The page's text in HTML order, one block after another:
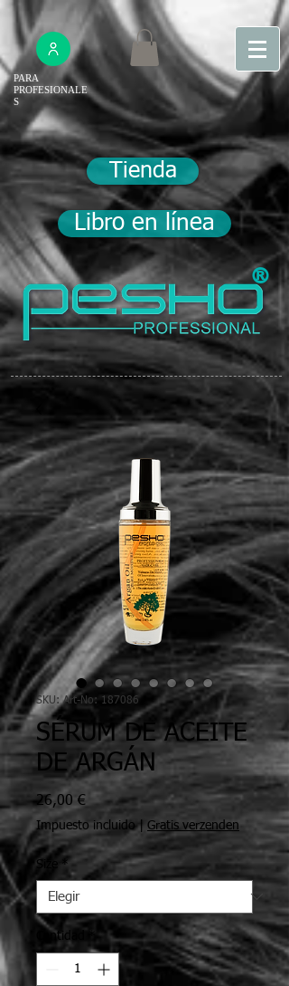
PARA
PROFESIONALE
S
Tienda
Libro en línea
®
SKU: Art-No: 187086
SÉRUM DE ACEITE
DE ARGÁN
26,00 € Precio
Impuesto incluido | Gratis verzenden
Size *
Cantidad